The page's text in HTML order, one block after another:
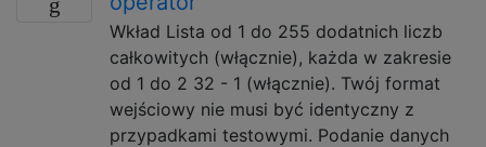
Wkład Lista od 1 do 255 dodatnich liczb
całkowitych (włącznie), każda w zakresie
od 1 do 2 32 - 1 (włącznie). Twój format
wejściowy nie musi być identyczny z
przypadkami testowymi. Podanie danych